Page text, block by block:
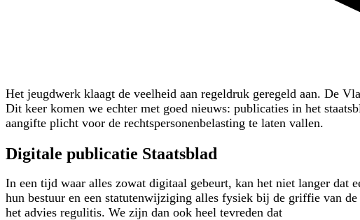
Het jeugdwerk klaagt de veelheid aan regeldruk geregeld aan. De
Dit keer komen we echter met goed nieuws: publicaties in het
aangifte plicht voor de rechtspersonenbelasting te laten vallen.
Digitale publicatie Staatsblad
In een tijd waar alles zowat digitaal gebeurt, kan het niet langer dat
hun bestuur en een statutenwijziging alles fysiek bij de griffie van
het advies regulitis. We zijn dan ook heel tevreden dat